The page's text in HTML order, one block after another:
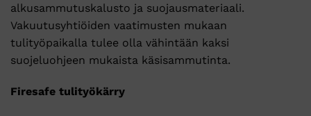
alkusammutuskalusto ja suojausmateriaali.
Vakuutusyhtiöiden vaatimusten mukaan
tulityöpaikalla tulee olla vähintään kaksi
suojeluohjeen mukaista käsisammutinta.
Firesafe tulityökärry